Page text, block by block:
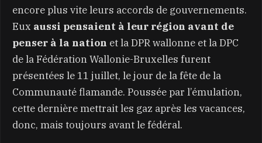
encore plus vite leurs accords de gouvernements.
Eux aussi pensaient à leur région avant de
penser à la nation et la DPR wallonne et la DPC
de la Fédération Wallonie-Bruxelles furent
présentées le 11 juillet, le jour de la fête de la
Communauté flamande. Poussée par l’émulation,
cette dernière mettrait les gaz après les vacances,
donc, mais toujours avant le fédéral.